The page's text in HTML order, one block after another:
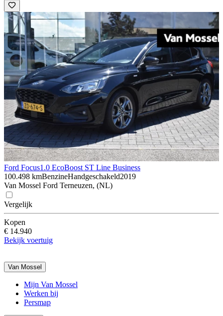
Ford Focus1.0 EcoBoost ST Line Business
100.498 kmBenzineHandgeschakeld2019
Van Mossel Ford Terneuzen, (NL)
Vergelijk
Kopen
€ 14.940
Bekijk voertuig
Van Mossel
Mijn Van Mossel
Werken bij
Persmap